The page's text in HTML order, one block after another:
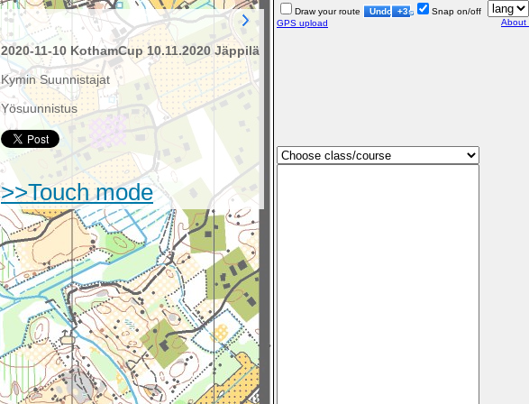
2020-11-10 KothamCup 10.11.2020 Jäppilä
Kymin Suunnistajat
Yösuunnistus
>>Touch mode
Draw your route Undo +3s
Snap on/off
GPS upload
About